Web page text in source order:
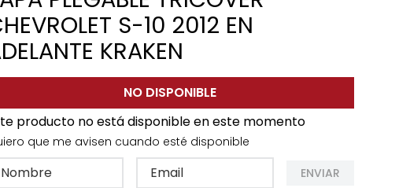
S-10 2012 EN
KRAKEN
NO DISPONIBLE
producto no está disponible en este momento
que me avisen cuando esté disponible
ENVIAR